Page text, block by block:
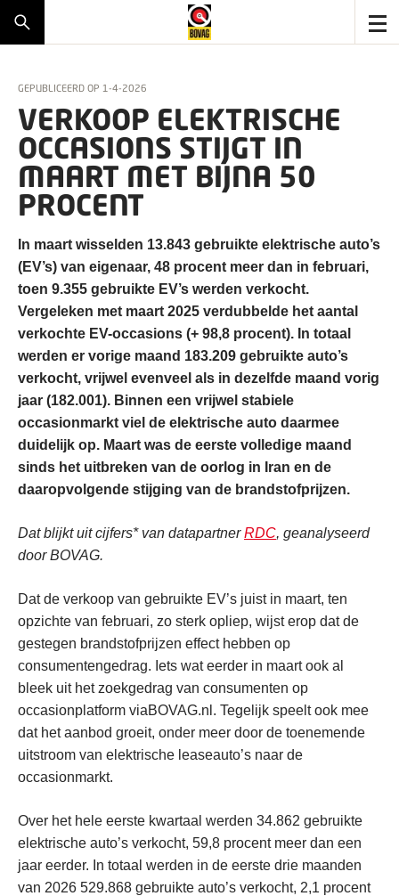
GEPUBLICEERD OP 1-4-2026
VERKOOP ELEKTRISCHE
OCCASIONS STIJGT IN
MAART MET BIJNA 50
PROCENT
In maart wisselden 13.843 gebruikte elektrische auto’s
(EV’s) van eigenaar, 48 procent meer dan in februari,
toen 9.355 gebruikte EV’s werden verkocht.
Vergeleken met maart 2025 verdubbelde het aantal
verkochte EV-occasions (+ 98,8 procent). In totaal
werden er vorige maand 183.209 gebruikte auto’s
verkocht, vrijwel evenveel als in dezelfde maand vorig
jaar (182.001). Binnen een vrijwel stabiele
occasionmarkt viel de elektrische auto daarmee
duidelijk op. Maart was de eerste volledige maand
sinds het uitbreken van de oorlog in Iran en de
daaropvolgende stijging van de brandstofprijzen.
Dat blijkt uit cijfers* van datapartnerRDC, geanalyseerd
door BOVAG.
Dat de verkoop van gebruikte EV’s juist in maart, ten
opzichte van februari, zo sterk opliep, wijst erop dat de
gestegen brandstofprijzen effect hebben op
consumentengedrag. Iets wat eerder in maart ook al
bleek uit het zoekgedrag van consumenten op
occasionplatform viaBOVAG.nl. Tegelijk speelt ook mee
dat het aanbod groeit, onder meer door de toenemende
uitstroom van elektrische leaseauto’s naar de
occasionmarkt.
Over het hele eerste kwartaal werden 34.862 gebruikte
elektrische auto’s verkocht, 59,8 procent meer dan een
jaar eerder. In totaal werden in de eerste drie maanden
van 2026 529.868 gebruikte auto’s verkocht, 2,1 procent